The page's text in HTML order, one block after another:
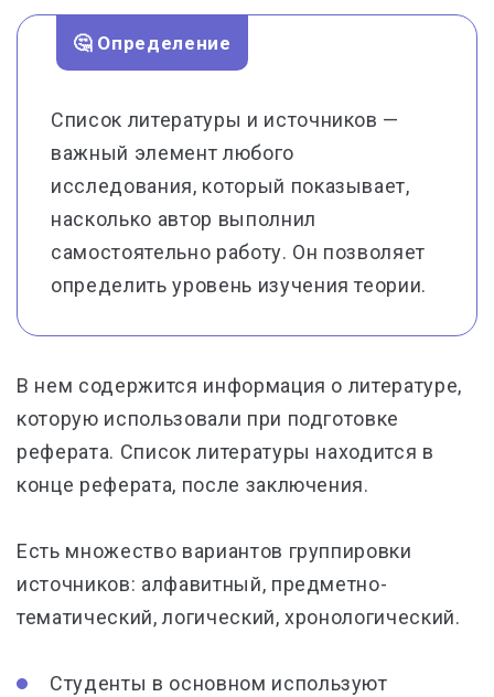
🤔 Определение
Список литературы и источников —
важный элемент любого
исследования, который показывает,
насколько автор выполнил
самостоятельно работу. Он позволяет
определить уровень изучения теории.
В нем содержится информация о литературе,
которую использовали при подготовке
реферата. Список литературы находится в
конце реферата, после заключения.
Есть множество вариантов группировки
источников: алфавитный, предметно-
тематический, логический, хронологический.
Студенты в основном используют